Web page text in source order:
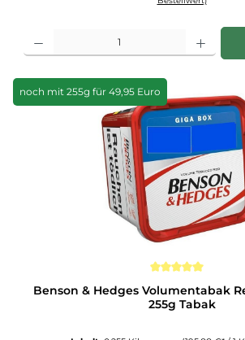
Produkt Anzahl: Gib den gewünschten Wert ein
noch mit 255g für 49,95 Euro
Benson & Hedges Volumentabak
255g Tabak